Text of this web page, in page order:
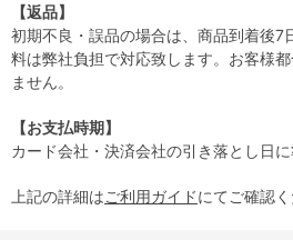
【返品】
初期不良・誤品の場合は、商品到着後7
料は弊社負担で対応致します。お客様
ません。
【お支払時期】
カード会社・決済会社の引き落とし日に
上記の詳細はご利用ガイドにてご確認く